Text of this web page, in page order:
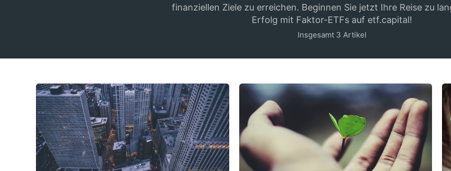
finanziellen Ziele zu erreichen. Beginnen Sie jetzt Ihre Reise zu
Erfolg mit Faktor-ETFs auf etf.capital!
Insgesamt 3 Artikel